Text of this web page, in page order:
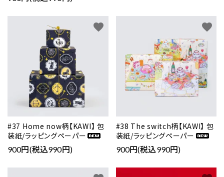
#37 Home now柄【KAWI】 包
装紙/ラッピングペーパー
900円(税込990円)
favorite
#38 The switch柄【KAWI】 包
装紙/ラッピングペーパー
900円(税込990円)
favorite
キーワード
カテゴリー
検索する